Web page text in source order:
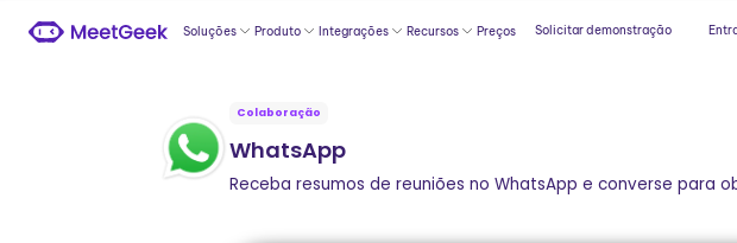
Soluções Produto Integrações Recursos Preços Solicitar demonstração
Colaboração
WhatsApp
Receba resumos de reuniões no WhatsApp e converse para